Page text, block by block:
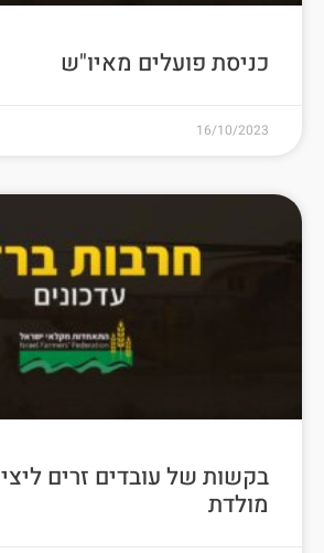
כניסת פועלים מאיו"ש
16/10/2023
בקשות של עובדים זרים
מולדת